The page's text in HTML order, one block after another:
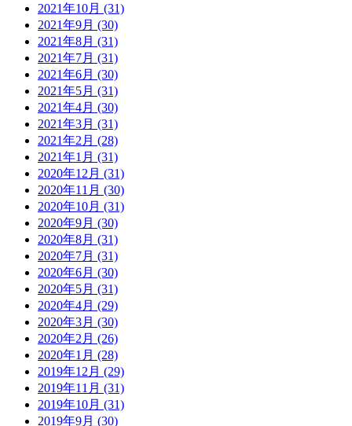
2021年10月 (31)
2021年9月 (30)
2021年8月 (31)
2021年7月 (31)
2021年6月 (30)
2021年5月 (31)
2021年4月 (30)
2021年3月 (31)
2021年2月 (28)
2021年1月 (31)
2020年12月 (31)
2020年11月 (30)
2020年10月 (31)
2020年9月 (30)
2020年8月 (31)
2020年7月 (31)
2020年6月 (30)
2020年5月 (31)
2020年4月 (29)
2020年3月 (30)
2020年2月 (26)
2020年1月 (28)
2019年12月 (29)
2019年11月 (31)
2019年10月 (31)
2019年9月 (30)